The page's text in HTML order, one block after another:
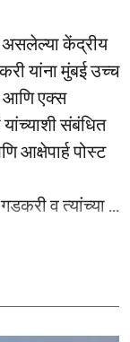
केंद्रीय
यांना मुंबई उच्च
आणि एक्स
संबंधित
आक्षेपार्ह पोस्ट
व त्यांच्या ...